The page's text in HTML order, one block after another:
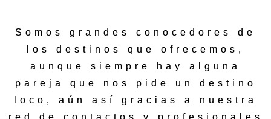
Somos grandes conocedores de
los destinos que ofrecemos,
aunque siempre hay alguna
pareja que nos pide un destino
loco, aún así gracias a nuestra
red de contactos y profesionales